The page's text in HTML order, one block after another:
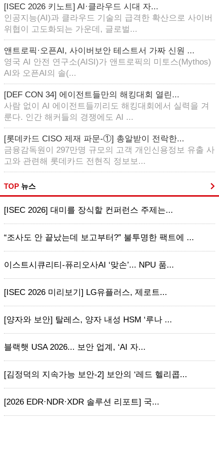
[ISEC 2026 키노트] AI·클라우드 시대 자...
인공지능(AI)과 클라우드 기술의 급격한 확산으로 사이버
위협이 고도화되는 가운데, 글로벌...
앤트로픽·오픈AI, 사이버보안 테스트서 가짜 신원 ...
영국 AI 안전 연구소(AISI)가 앤트로픽의 미토스(Mythos)
AI와 오픈AI의 솔(...
[DEF CON 34] 에이전트들만의 해킹대회 열린...
사람 없이 AI 에이전트들끼리도 해킹대회에서 실력을 겨
룬다. 인간 해커들의 경쟁에도 AI ...
[롯데카드 CISO 제재 파문-①] 총알받이 전락한...
금융감독원이 297만명 규모의 고객 개인신용정보 유출 사
고와 관련해 롯데카드 전현직 정보보...
TOP 뉴스
[ISEC 2026] 대미를 장식할 컨퍼런스 주제는...
“조사도 안 끝났는데 보고부터?” 불투명한 팩트에 ...
이스트시큐리티-퓨리오사AI ‘맞손’... NPU 품...
[ISEC 2026 미리보기] LG유플러스, 제로트...
[양자와 보안] 탈레스, 양자 내성 HSM ‘루나 ...
블랙햇 USA 2026... 보안 업계, ‘AI 자...
[김정덕의 지속가능 보안-2] 보안의 ‘레드 헬리콥...
[2026 EDR·NDR·XDR 솔루션 리포트] 국...